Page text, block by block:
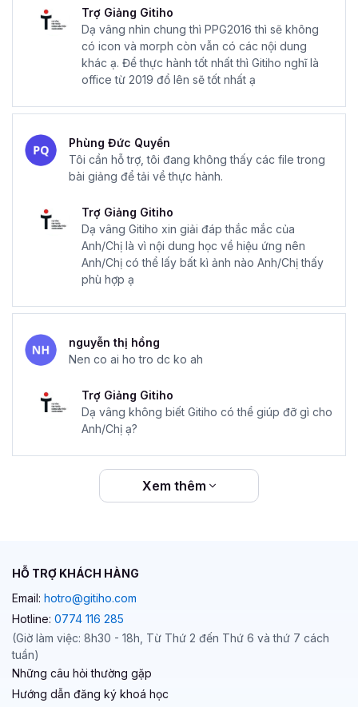
Trợ Giảng Gitiho
Dạ vâng nhìn chung thì PPG2016 thì sẽ không
có icon và morph còn vẫn có các nội dung
khác ạ. Để thực hành tốt nhất thì Gitiho nghĩ là
office từ 2019 đổ lên sẽ tốt nhất ạ
Phùng Đức Quyền
Tôi cần hỗ trợ, tôi đang không thấy các file trong
bài giảng để tải về thực hành.
Trợ Giảng Gitiho
Dạ vâng Gitiho xin giải đáp thắc mắc của
Anh/Chị là vì nội dung học về hiệu ứng nên
Anh/Chị có thể lấy bất kì ảnh nào Anh/Chị thấy
phù hợp ạ
nguyễn thị hồng
Nen co ai ho tro dc ko ah
Trợ Giảng Gitiho
Dạ vâng không biết Gitiho có thể giúp đỡ gì cho
Anh/Chị ạ?
Xem thêm
HỖ TRỢ KHÁCH HÀNG
Email: hotro@gitiho.com
Hotline: 0774 116 285
(Giờ làm việc: 8h30 - 18h, Từ Thứ 2 đến Thứ 6 và thứ 7 cách
tuần)
Những câu hỏi thường gặp
Hướng dẫn đăng ký khoá học